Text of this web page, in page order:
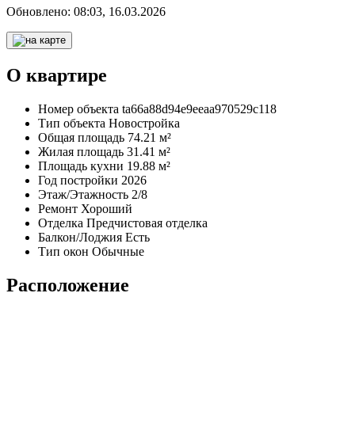
Обновлено: 08:03, 16.03.2026
О квартире
Номер объекта ta66a88d94e9eeaa970529c118
Тип объекта Новостройка
Общая площадь 74.21 м²
Жилая площадь 31.41 м²
Площадь кухни 19.88 м²
Год постройки 2026
Этаж/Этажность 2/8
Ремонт Хороший
Отделка Предчистовая отделка
Балкон/Лоджия Есть
Тип окон Обычные
Расположение